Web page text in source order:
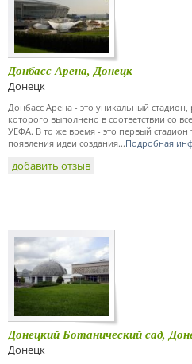
Донбасс Арена, Донецк
Донецк
Донбасс Арена - это уникальный стадион,
которого выполнено в соответствии со
УЕФА. В то же время - это первый
появления идеи создания...Подробная
добавить отзыв
Донецкий Ботанический сад,
Донецк